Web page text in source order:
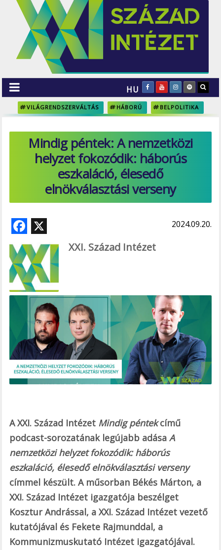
HU
VILÁGRENDSZERVÁLTÁS HÁBORÚ BELPOLITIKA
Mindig péntek: A nemzetközi
helyzet fokozódik: háborús
eszkaláció, élesedő
elnökválasztási verseny
F
ac
e
b
o
o
k
2024.09.20.
XXI. Század Intézet
A XXI. Század Intézet Mindig péntekcímű
podcast-sorozatának legújabb adásaA
nemzetközi helyzet fokozódik: háborús
eszkaláció, élesedő elnökválasztási verseny
címmel készült. A műsorban Békés Márton, a
XXI. Század Intézet igazgatója beszélget
Kosztur Andrással, a XXI. Század Intézet vezető
kutatójával és Fekete Rajmunddal, a
Kommunizmuskutató Intézet igazgatójával.